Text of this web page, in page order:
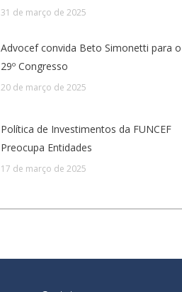
31 de março de 2025
Advocef convida Beto Simonetti para o
29º Congresso
20 de março de 2025
Política de Investimentos da FUNCEF
Preocupa Entidades
17 de março de 2025